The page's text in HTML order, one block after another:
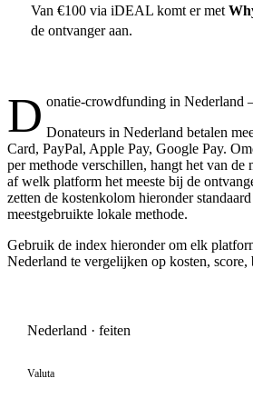
Van €100 via iDEAL komt er met
de ontvanger aan.
D onatie-crowdfunding in Nederland
Donateurs in Nederland betalen
Card, PayPal, Apple Pay, Google Pay.
per methode verschillen, hangt het van de
af welk platform het meeste bij de
zetten de kostenkolom hieronder
meestgebruikte lokale methode.
Gebruik de index hieronder om elk
Nederland te vergelijken op kosten, score,
Nederland · feiten
Valuta